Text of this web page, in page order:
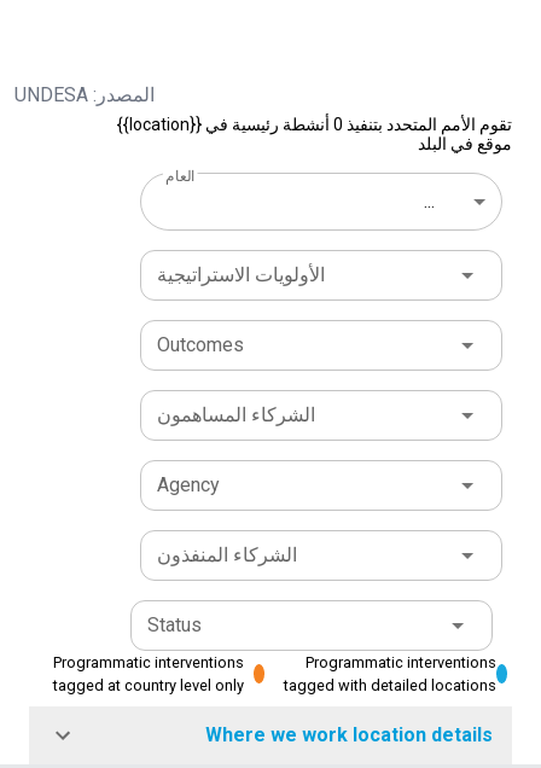
المصدر: UNDESA
تقوم الأمم المتحدد بتنفيذ 0 أنشطة رئيسية في {{location}}
موقع في البلد
العام
...
الأولويات الاستراتيجية
Outcomes
الشركاء المساهمون
Agency
الشركاء المنفذون
Status
Programmatic interventions
tagged with detailed locations
Programmatic interventions
tagged at country level only
Where we work location details